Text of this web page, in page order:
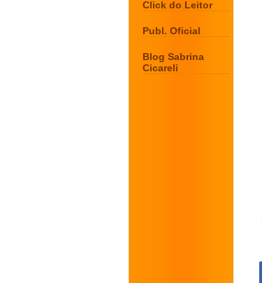
Click do Leitor
Publ. Oficial
Blog Sabrina
Cicareli